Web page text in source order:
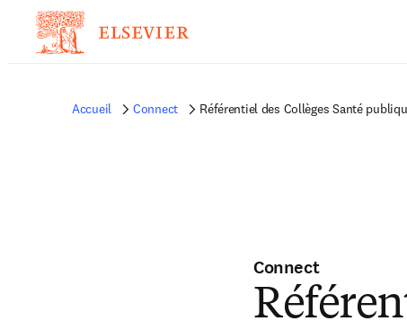
Accueil Connect Référentiel des Collèges Santé
Connect